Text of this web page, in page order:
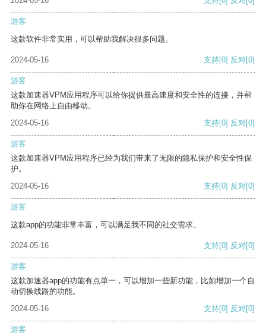
游客
这款软件非常实用，可以帮助我解决很多问题。
2024-05-16 支持[0] 反对[0]
游客
这款加速器VPM应用程序可以给你提供最高速度和安全性的连接，并帮
助你在网络上自由移动。
2024-05-16
支持[0] 反对[0]
游客
这款加速器VPM应用程序已经为我们带来了无限的隐私保护和安全性保
护。
2024-05-16
支持[0] 反对[0]
游客
这款app的功能非常丰富，可以满足我不同的社交需求。
2024-05-16 支持[0] 反对[0]
游客
这款加速器app的功能有点单一，可以增加一些新功能，比如增加一个自
动切换线路的功能。
2024-05-16
支持[0] 反对[0]
游客